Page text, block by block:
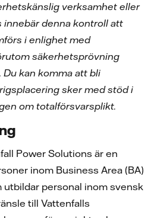
verksamhet eller
denna kontroll att
i enlighet med
säkerhetsprövning
kan komma att bli
sker med stöd i
om totalförsvarsplikt.
Power Solutions är en
inom Business Area (BA)
utbildar personal inom svensk
till Vattenfalls